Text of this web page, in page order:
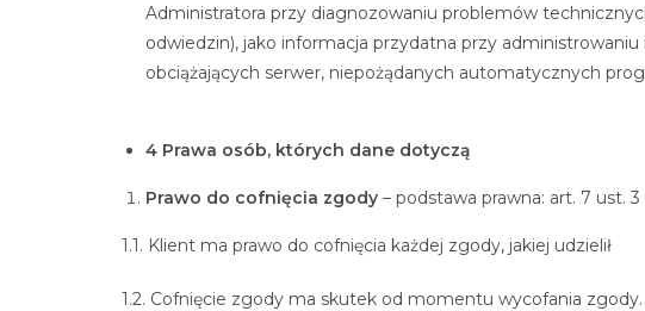
Administratora przy diagnozowaniu problemów
odwiedzin), jako informacja przydatna przy
obciążających serwer, niepożądanych automatycznych
4 Prawa osób, których dane dotyczą
Prawo do cofnięcia zgody – podstawa prawna: art. 7 ust. 3
1.1. Klient ma prawo do cofnięcia każdej zgody, jakiej udzielił
1.2. Cofnięcie zgody ma skutek od momentu wycofania zgody.